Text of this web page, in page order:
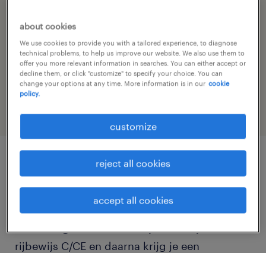
job category
other
job details
Stop met dromen en word
rijbewijs C/CE en daarna krijg je een
about cookies
We use cookies to provide you with a tailored experience, to diagnose
technical problems, to help us improve our website. We also use them to
offer you more relevant information in searches. You can either accept or
decline them, or click "customize" to specify your choice. You can
change your options at any time. More information is in our cookie
policy.
customize
reject all cookies
accept all cookies